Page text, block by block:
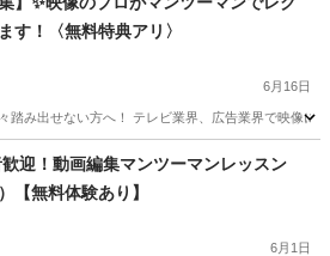
す！〈無料特典アリ〉
6月16日
踏み出せない方へ！ テレビ業界、広告業界で映像
パソコン 動画編集
迎！動画編集マンツーマンレッスン
【無料体験あり】
6月1日